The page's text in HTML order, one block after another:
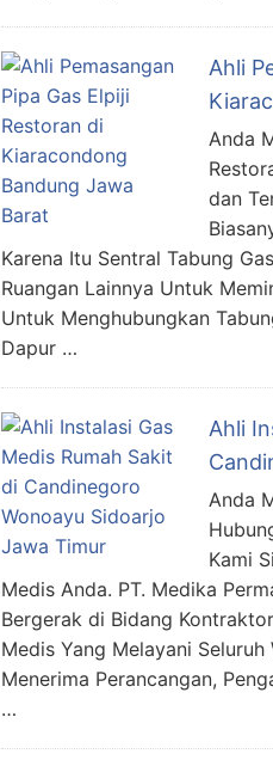
Ahli
Anda
dan
Karena Itu Sentral Tabung
Ruangan Lainnya Untuk
Untuk Menghubungkan
Dapur …
Ahli
Anda
Kami
Medis Anda. PT. Medika
Bergerak di Bidang
Medis Yang Melayani
Menerima Perancangan,
…